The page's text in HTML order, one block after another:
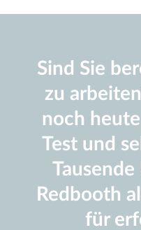
Sind Sie
zu
noch
Test und
Redbooth
für